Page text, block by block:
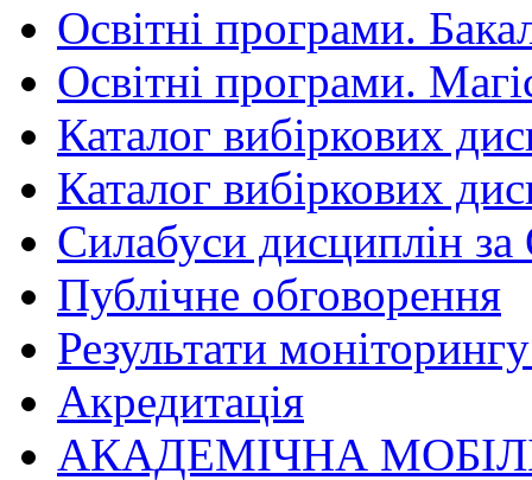
Освітні програми.
Освітні програми.
Каталог вибіркових
Каталог вибіркових
Силабуси дисциплін
Публічне обговорення
Результати
Акредитація
АКАДЕМІЧНА